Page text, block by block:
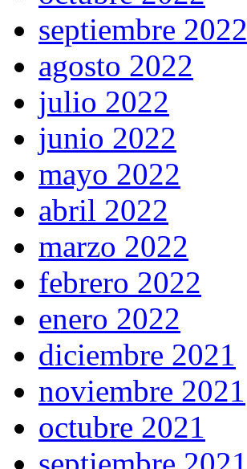
septiembre 2022
agosto 2022
julio 2022
junio 2022
mayo 2022
abril 2022
marzo 2022
febrero 2022
enero 2022
diciembre 2021
noviembre 2021
octubre 2021